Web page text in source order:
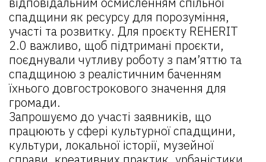
спадщини як ресурсу для порозуміння,
участі та розвитку. Для проєкту REHERIT
2.0 важливо, щоб підтримані проєкти,
поєднували чутливу роботу з пам’яттю та
спадщиною з реалістичним баченням
їхнього довгострокового значення для
громади.
Запрошуємо до участі заявників, що
працюють у сфері культурної спадщини,
культури, локальної історії, музейної